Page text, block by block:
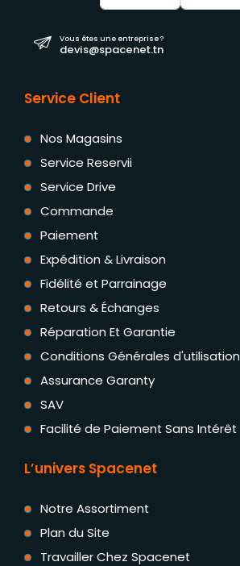
Vous êtes une entreprise ?
devis@spacenet.tn
Service Client
Nos Magasins
Service Reservii
Service Drive
Commande
Paiement
Expédition & Livraison
Fidélité et Parrainage
Retours & Échanges
Réparation Et Garantie
Conditions Générales d'utilisation
Assurance Garanty
SAV
Facilité de Paiement Sans Intérêt
L’univers Spacenet
Notre Assortiment
Plan du Site
Travailler Chez Spacenet